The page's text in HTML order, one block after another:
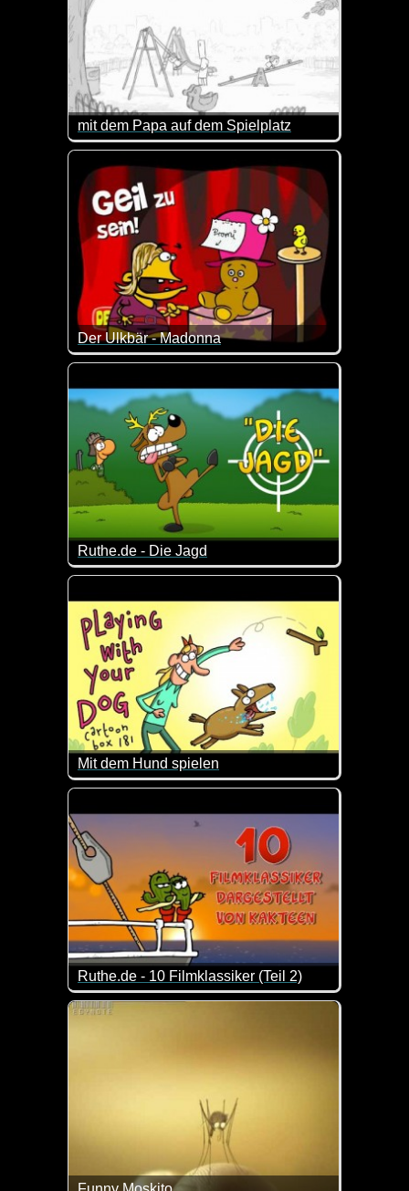
mit dem Papa auf dem Spielplatz
Er macht das anscheinend nicht so oft, denn als
Der Ulkbär - Madonna
Das ist ein total verrückter Clip vom Ulk-Bären.
Ruthe.de - Die Jagd
Das war wohl nichts mehr Jagd-Trophäe ;-)
Mit dem Hund spielen
Das hat sie sich wohl etwas anders vorgestellt ;-)
Ruthe.de - 10 Filmklassiker (Teil 2)
10 Filmklassiker, dargestellt auf etwas andere Art